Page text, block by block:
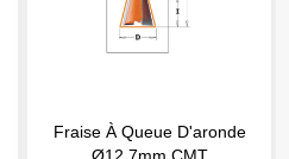
Fraise À Queue D'aronde